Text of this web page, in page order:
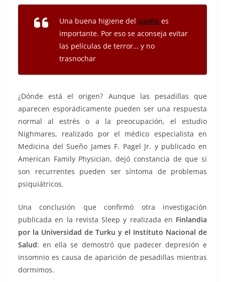
Una buena higiene del sueño es
importante. Por eso se aconseja evitar
las películas de terror… y no
trasnochar
¿Dónde está el origen? Aunque las pesadillas que
aparecen esporádicamente pueden ser una respuesta
normal al estrés o a la preocupación, el estudio
Nighmares, realizado por el médico especialista en
Medicina del Sueño James F. Pagel Jr. y publicado en
American Family Physician, dejó constancia de que si
son recurrentes pueden ser síntoma de problemas
psiquiátricos.
Una conclusión que confirmó otra investigación
publicada en la revista Sleep y realizada en Finlandia
por la Universidad de Turku y el Instituto Nacional de
Salud: en ella se demostró que padecer depresión e
insomnio es causa de aparición de pesadillas mientras
dormimos.